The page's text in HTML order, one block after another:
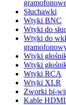
Słuchawki
Wtyki BNC
Wtyki do
Wtyki do
Wtyki
Wtyki
Wtyki RCA
Wtyki XLR
Zworki bi-
Kable HDMI